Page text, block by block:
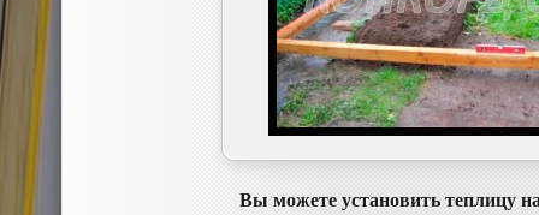
Вы можете установить теплицу